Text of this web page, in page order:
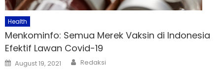
Health
Menkominfo: Semua Merek Vaksin di Indonesia
Efektif Lawan Covid-19
Posted
on
August 19, 2021 Author
Redaksi